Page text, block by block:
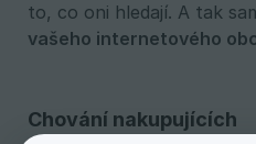
to, co oni hledají. A tak
vašeho internetového
Chování nakupujících